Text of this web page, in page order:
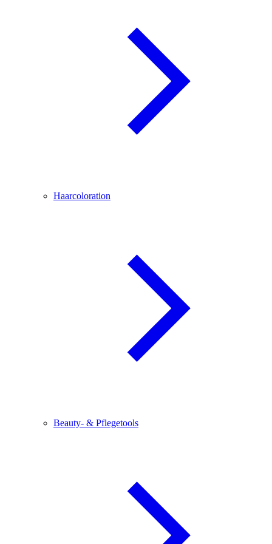
Haarcoloration
Beauty- & Pflegetools